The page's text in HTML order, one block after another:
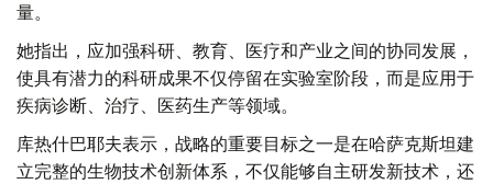
量。
她指出，应加强科研、教育、医疗和产业之间的协同发展，
使具有潜力的科研成果不仅停留在实验室阶段，而是应用于
疾病诊断、治疗、医药生产等领域。
库热什巴耶夫表示，战略的重要目标之一是在哈萨克斯坦建
立完整的生物技术创新体系，不仅能够自主研发新技术，还